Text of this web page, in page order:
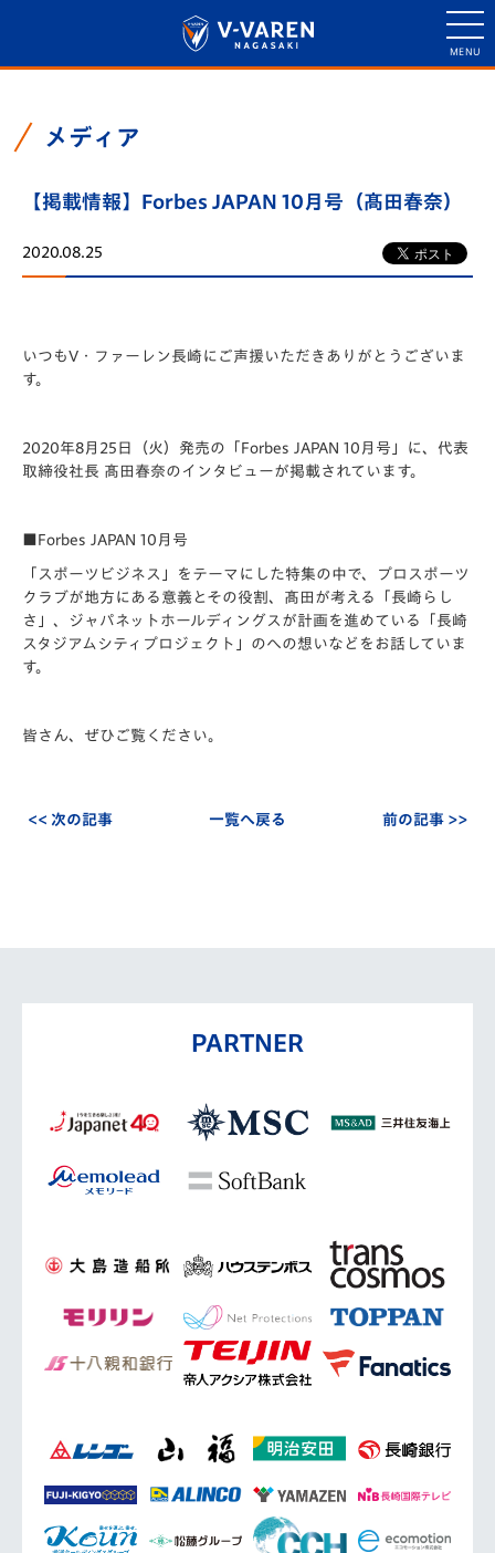
メディア
【掲載情報】Forbes JAPAN 10月号（髙田春奈）
2020.08.25
いつもV・ファーレン長崎にご声援いただきありがとうございま
す。
2020年8月25日（火）発売の「Forbes JAPAN 10月号」に、代表
取締役社長 髙田春奈のインタビューが掲載されています。
■Forbes JAPAN 10月号
「スポーツビジネス」をテーマにした特集の中で、プロスポーツ
クラブが地方にある意義とその役割、髙田が考える「長崎らし
さ」、ジャパネットホールディングスが計画を進めている「長崎
スタジアムシティプロジェクト」のへの想いなどをお話していま
す。
皆さん、ぜひご覧ください。
<< 次の記事 一覧へ戻る 前の記事 >>
PARTNER